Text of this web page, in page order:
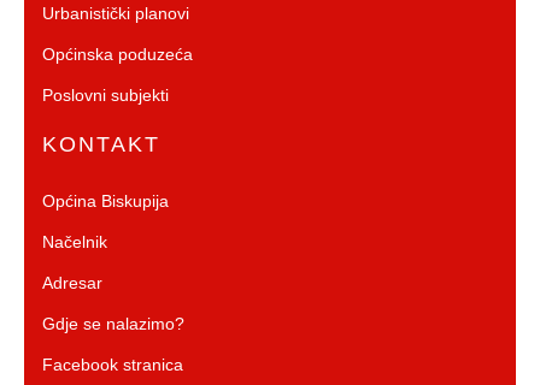
Urbanistički planovi
Općinska poduzeća
Poslovni subjekti
KONTAKT
Općina Biskupija
Načelnik
Adresar
Gdje se nalazimo?
Facebook stranica